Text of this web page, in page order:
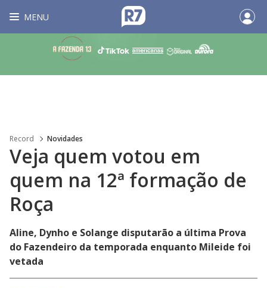
MENU
Record Novidades
Veja quem votou em
quem na 12ª formação de
Roça
Aline, Dynho e Solange disputarão a última Prova
do Fazendeiro da temporada enquanto Mileide foi
vetada